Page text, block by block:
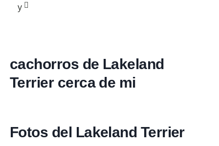
y
cachorros de Lakeland
Terrier cerca de mi
Fotos del Lakeland Terrier